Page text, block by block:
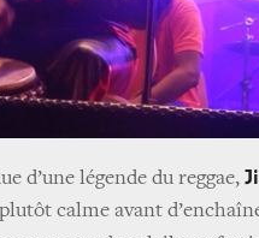
d’une légende du reggae,
calme avant